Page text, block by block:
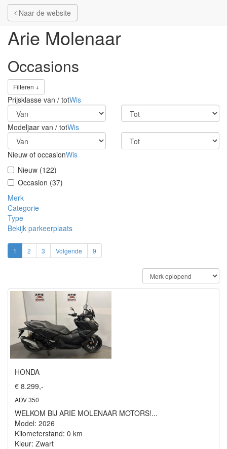
Naar de website
Naar de website
Arie Molenaar
Occasions
Filteren +
Prijsklasse van / totWis
Modeljaar van / totWis
Nieuw of occasionWis
Nieuw (122)
Occasion (37)
Merk
Categorie
Type
Bekijk parkeerplaats
1 2 3 Volgende 9
HONDA
€ 8.299,-
ADV 350
WELKOM BIJ ARIE MOLENAAR MOTORS!...
Model: 2026
Kilometerstand: 0 km
Kleur: Zwart